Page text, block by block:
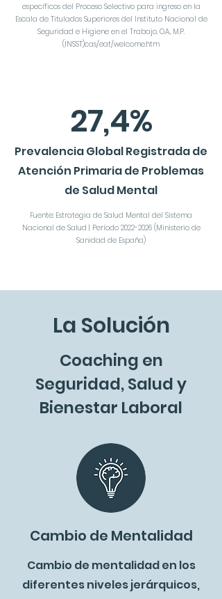
específicos del Proceso Selectivo para ingreso en la
Escala de Titulados Superiores del Instituto Nacional de
Seguridad e Higiene en el Trabajo, O.A., M.P.
(INSST)cas/eat/welcome.htm
27,4%
Prevalencia Global Registrada de
Atención Primaria de Problemas
de Salud Mental
Fuente: Estrategia de Salud Mental del Sistema
Nacional de Salud | Período 2022-2026(Ministerio de
Sanidad de España)
La Solución
Coaching en
Seguridad, Salud y
Bienestar Laboral
Cambio de Mentalidad
Cambio de mentalidad en los
diferentes niveles jerárquicos,